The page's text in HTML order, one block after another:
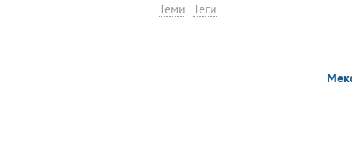
Теми Теги